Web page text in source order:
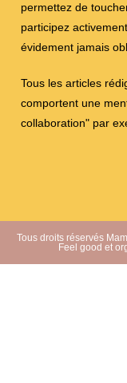
permettez de
participez
évidement jamais
Tous les articles
comportent une
collaboration" par
Tous droits réservés
Feel good et